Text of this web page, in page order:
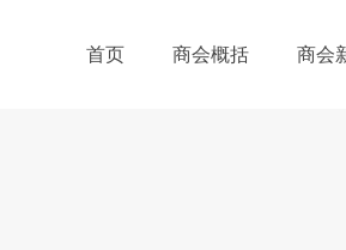
首页 商会概括 商会